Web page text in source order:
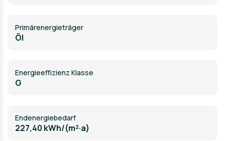
Primärenergieträger
Öl
Energieeffizienz Klasse
G
Endenergiebedarf
227,40 kWh/(m²·a)